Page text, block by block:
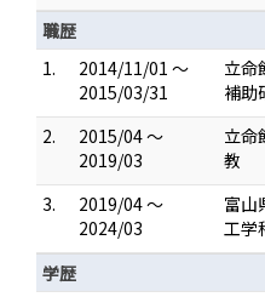
職歴
1.
2014/11/01 ～
2015/03/31
立命
補助
2.
2015/04 ～
2019/03
立命
教
3.
2019/04 ～
2024/03
富山
工学
学歴